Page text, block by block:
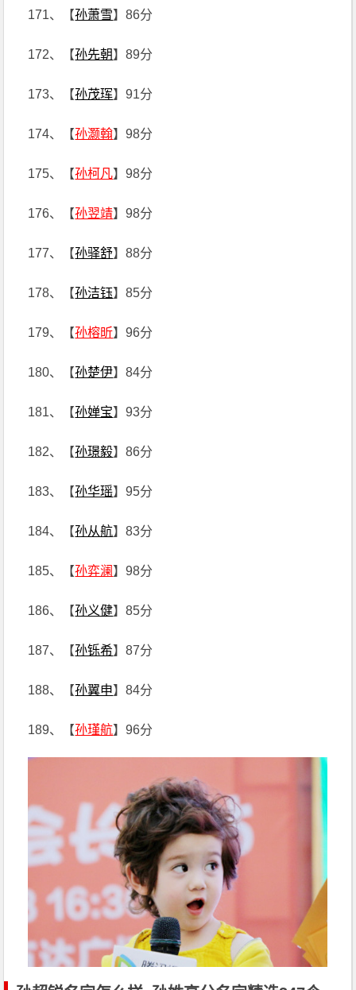
171、【孙萧雪】86分
172、【孙先朝】89分
173、【孙茂珲】91分
174、【孙灏翰】98分
175、【孙柯凡】98分
176、【孙翌靖】98分
177、【孙驿舒】88分
178、【孙洁钰】85分
179、【孙榕昕】96分
180、【孙楚伊】84分
181、【孙婵宝】93分
182、【孙璟毅】86分
183、【孙华瑶】95分
184、【孙从航】83分
185、【孙弈澜 】98分
186、【孙义健】85分
187、【孙铄希】87分
188、【孙翼申】84分
189、【孙瑾航】96分